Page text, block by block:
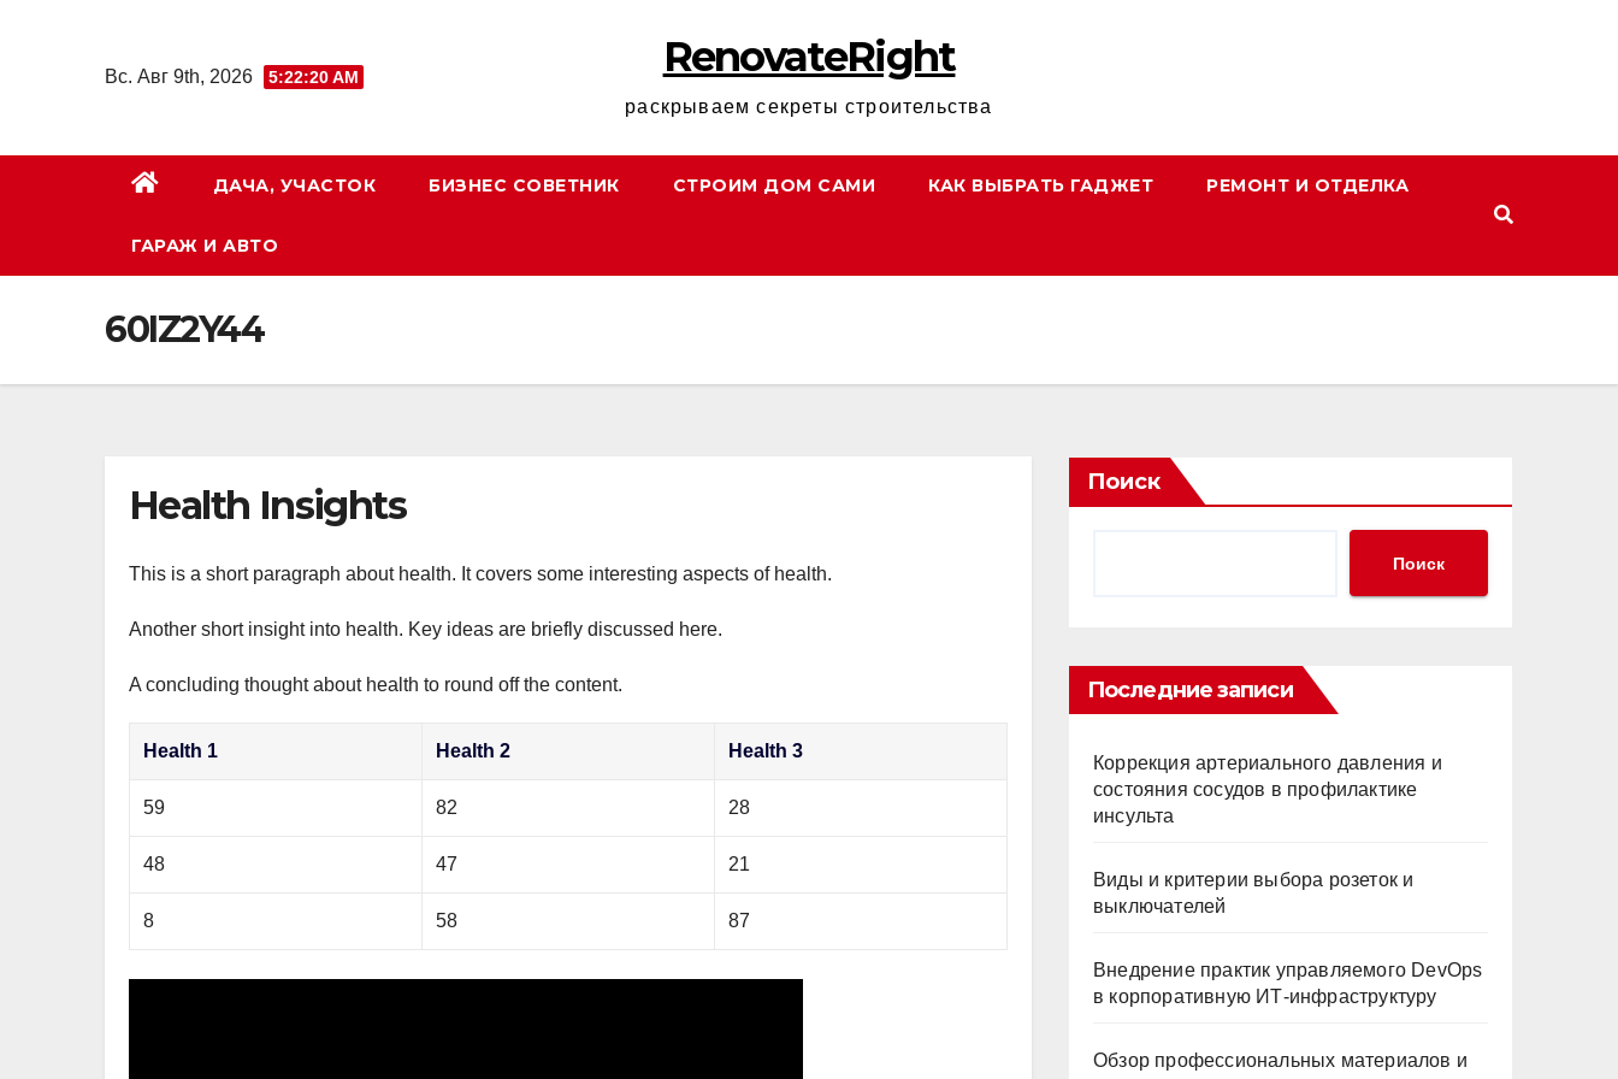
содержимому
Вс. Авг 9th, 2026 5:22:21 AM RenovateRight
раскрываем секреты строительства
ДАЧА, УЧАСТОК БИЗНЕС СОВЕТНИК СТРОИМ ДОМ САМИ КАК ВЫБРАТЬ ГАДЖЕТ РЕМОНТ И ОТДЕЛКА
ГАРАЖ И АВТО
60IZ2Y44
Health Insights
This is a short paragraph about health. It covers some interesting aspects of health.
Another short insight into health. Key ideas are briefly discussed here.
A concluding thought about health to round off the content.
Health 1 Health 2 Health 3
59 82 28
48 47 21
8 58 87
Поиск
Поиск
Последние записи
Коррекция артериального давления и
состояния сосудов в профилактике
инсульта
Виды и критерии выбора розеток и
выключателей
Внедрение практик управляемого DevOps
в корпоративную ИТ-инфраструктуру
Обзор профессиональных материалов и